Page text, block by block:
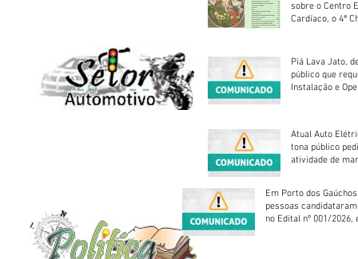
sobre o Centro
Cardíaco, o 4ª
Piá Lava Jato,
público que
Instalação e
Atual Auto
tona público
atividade de
Em Porto dos
pessoas
no Edital nº 001/2026,